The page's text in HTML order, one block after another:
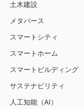
土木建設
メタバース
スマートシティ
スマートホーム
スマートビルディング
サステナビリティ
人工知能（AI）